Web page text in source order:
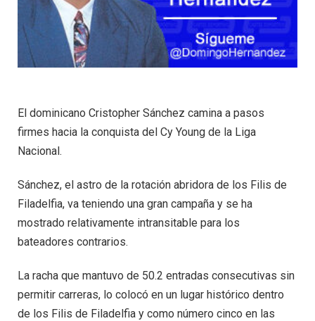
El dominicano Cristopher Sánchez camina a pasos
firmes hacia la conquista del Cy Young de la Liga
Nacional.
Sánchez, el astro de la rotación abridora de los Filis de
Filadelfia, va teniendo una gran campaña y se ha
mostrado relativamente intransitable para los
bateadores contrarios.
La racha que mantuvo de 50.2 entradas consecutivas sin
permitir carreras, lo colocó en un lugar histórico dentro
de los Filis de Filadelfia y como número cinco en las